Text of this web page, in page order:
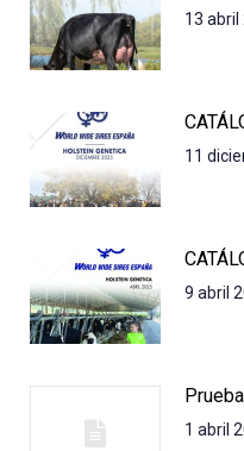
13 abril
11
9 abril
1 abril